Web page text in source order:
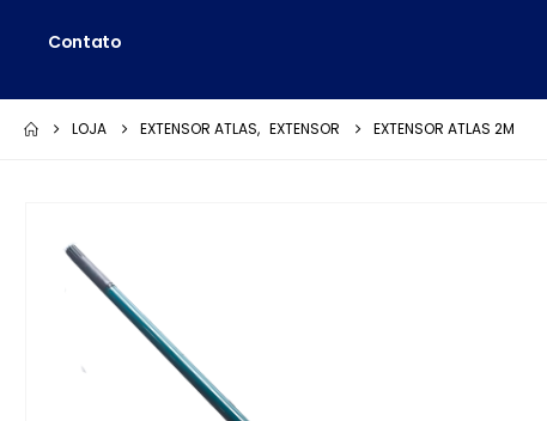
Contato
LOJA EXTENSOR ATLAS, EXTENSOR EXTENSOR ATLAS 2M